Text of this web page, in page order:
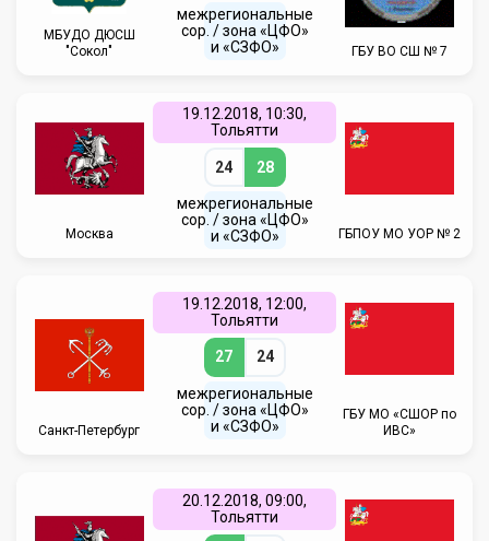
МБУДО ДЮСШ
"Сокол"
межрегиональные
сор. / зона «ЦФО»
и «СЗФО»
ГБУ ВО СШ № 7
Москва
19.12.2018, 10:30,
Тольятти
24 28
межрегиональные
сор. / зона «ЦФО»
и «СЗФО»
ГБПОУ МО УОР № 2
Санкт-Петербург
19.12.2018, 12:00,
Тольятти
27 24
межрегиональные
сор. / зона «ЦФО»
и «СЗФО»
ГБУ МО «СШОР по
ИВС»
20.12.2018, 09:00,
Тольятти